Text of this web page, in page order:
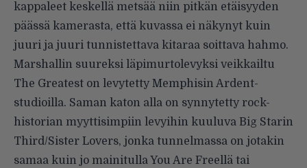
kappaleet keskellä metsää niin pitkän etäisyyden
päässä kamerasta, että kuvassa ei näkynyt kuin
juuri ja juuri tunnistettava kitaraa soittava hahmo.
Marshallin suureksi läpimurtolevyksi veikkailtu
The Greatest on levytetty Memphisin Ardent-
studioilla. Saman katon alla on synnytetty rock-
historian myyttisimpiin levyihin kuuluva Big Starin
Third/Sister Lovers, jonka tunnelmassa on jotakin
samaa kuin jo mainitulla You Are Freellä tai